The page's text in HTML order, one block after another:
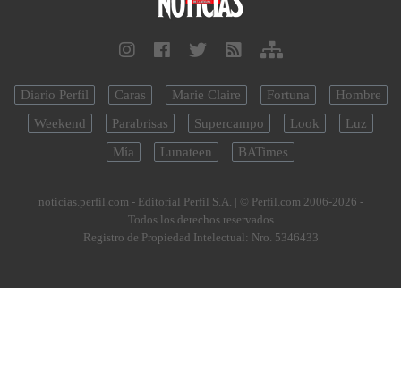
Diario Perfil Caras Marie Claire Fortuna
Hombre
Weekend
Parabrisas Supercampo Look
Luz
Mía
Lunateen BATimes
noticias.perfil.com - Editorial Perfil S.A. | © Perfil.com 2006-2026 -
Todos los derechos reservados
Registro de Propiedad Intelectual: Nro. 5346433